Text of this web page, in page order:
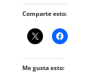
Comparte esto:
Me gusta esto: